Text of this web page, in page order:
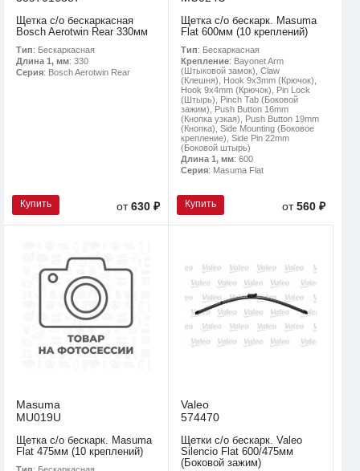
Щетка с/о бескаркасная
Bosch Aerotwin Rear 330мм
Тип: Бескаркасная
Длина 1, мм: 330
Серия: Bosch Aerotwin Rear
Купить от630 ₽
Щетка с/о бескарк. Masuma
Flat 600мм (10 креплений)
Тип: Бескаркасная
Крепление: Bayonet Arm
(Штыковой замок), Claw
(Клешня), Hook 9x3mm (Крючок),
Hook 9x4mm (Крючок), Pin Lock
(Штырь), Pinch Tab (Боковой
зажим), Push Button 16mm
(Кнопка узкая), Push Button 19mm
(Кнопка), Side Mounting (Боковое
крепление), Side Pin 22mm
(Боковой штырь)
Длина 1, мм: 600
Серия: Masuma Flat
Купить от560 ₽
Masuma
MU019U
Щетка с/о бескарк. Masuma
Flat 475мм (10 креплений)
Valeo
574470
Щетки с/о бескарк. Valeo
Silencio Flat 600/475мм
(Боковой зажим)